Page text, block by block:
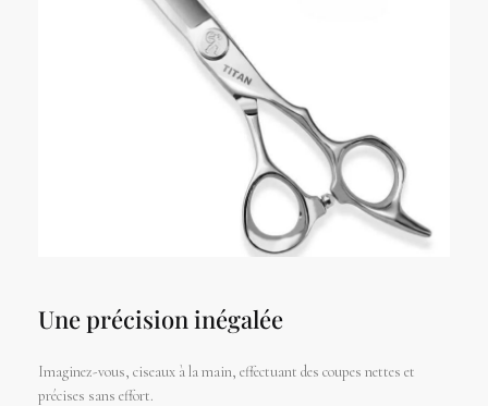
Une précision inégalée
Imaginez-vous, ciseaux à la main, effectuant des coupes nettes et
précises sans effort.